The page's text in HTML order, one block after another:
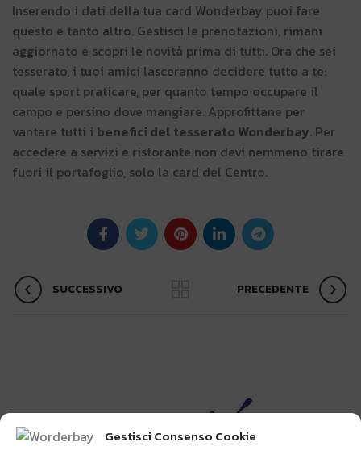
Gestisci Consenso Cookie
Inserendo i dati della tua card Wonderbay puoi fare
questo e tanto altro. Gestisci le prenotazioni, rimani
aggiornato e scopri le novità prima di tutti. Ora che sei
tesserato, i tuoi amici lasceranno decidere tutto a te:
quale sport praticare, per quanto tempo occupare il
campo e persino dove mangiare. Approfittane per
vantare tutti i benefici del tesserato Wonderbay. Per
accedere a servizi e ristorante non devi nemmeno tirare
fuori il portafoglio, solo la card del Centro.
SUCCESSIVO PRECEDENTE